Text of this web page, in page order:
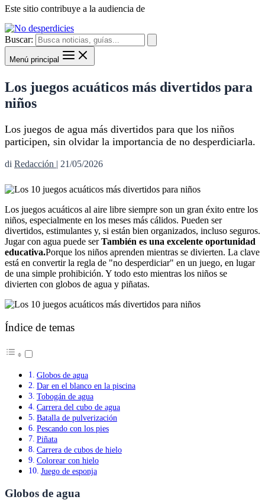
Este sitio contribuye a la audiencia de
Buscar:
Menú principal
Los juegos acuáticos más divertidos para
niños
Los juegos de agua más divertidos para que los niños
participen, sin olvidar la importancia de no desperdiciarla.
di Redacción | 21/05/2026
Los juegos acuáticos al aire libre siempre son un gran éxito entre los
niños, especialmente en los meses más cálidos. Pueden ser
divertidos, estimulantes y, si están bien organizados, incluso seguros.
Jugar con agua puede serTambién es una excelente oportunidad
educativa.Porque los niños aprenden mientras se divierten. La clave
está en convertir la regla de "no desperdiciar" en un juego, en lugar
de una simple prohibición. Y todo esto mientras los niños se
divierten con globos de agua y piñatas.
Índice de temas
Globos de agua
Dar en el blanco en la piscina
Tobogán de agua
Carrera del cubo de agua
Batalla de pulverización
Pescando con los pies
Piñata
Carrera de cubos de hielo
Colorear con hielo
Juego de esponja
Globos de agua